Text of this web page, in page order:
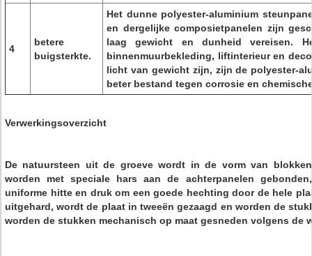
4
betere
buigsterkte.
Het dunne polyester-aluminium
en dergelijke composietpanelen zijn
laag gewicht en dunheid vereisen.
binnenmuurbekleding, liftinterieur en
licht van gewicht zijn, zijn de polyester-
beter bestand tegen corrosie en
Verwerkingsoverzicht
De natuursteen uit de groeve wordt in de vorm van
worden met speciale hars aan de achterpanelen
uniforme hitte en druk om een ​​goede hechting door de hele
uitgehard, wordt de plaat in tweeën gezaagd en worden de
worden de stukken mechanisch op maat gesneden volgens de